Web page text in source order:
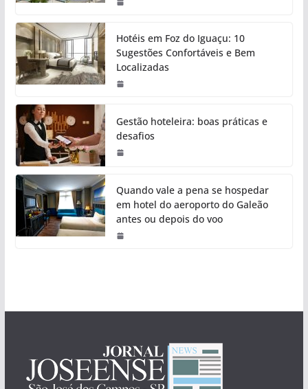
Hotéis em Foz do Iguaçu: 10
Sugestões Confortáveis e Bem
Localizadas
Gestão hoteleira: boas práticas e
desafios
Quando vale a pena se hospedar
em hotel do aeroporto do Galeão
antes ou depois do voo